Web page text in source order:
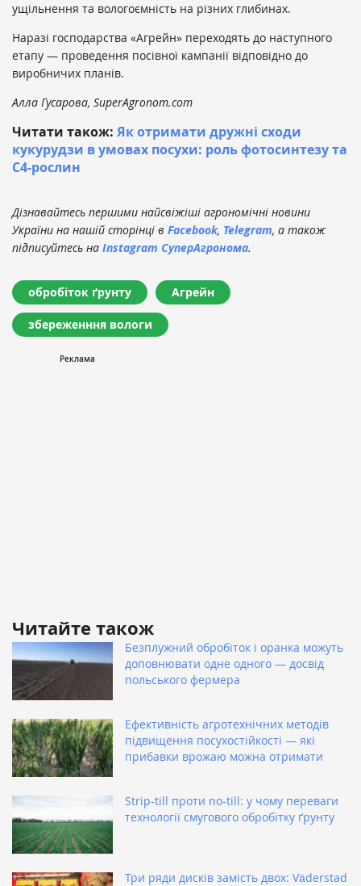
ущільнення та вологоємність на різних глибинах.
Наразі господарства «Агрейн» переходять до наступного
етапу — проведення посівної кампанії відповідно до
виробничих планів.
Алла Гусарова, SuperAgronom.com
Читати також: Як отримати дружні сходи
кукурудзи в умовах посухи: роль фотосинтезу та
С4-рослин
Дізнавайтесь першими найсвіжіші агрономічні новини
України на нашій сторінці в Facebook, Telegram, а також
підписуйтесь на Instagram СуперАгронома.
обробіток ґрунту Агрейн
збереженння вологи
Читайте також
Безплужний обробіток і оранка можуть
доповнювати одне одного — досвід
польського фермера
Ефективність агротехнічних методів
підвищення посухостійкості — які
прибавки врожаю можна отримати
Strip-till проти no-till: у чому переваги
технології смугового обробітку ґрунту
Три ряди дисків замість двох: Väderstad